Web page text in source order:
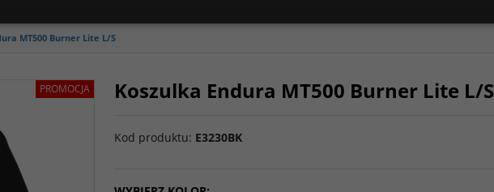
MT500 Burner Lite L/S
PROMOCJA Koszulka Endura MT500 Burner Lite L/S
Kod produktu: E3230BK